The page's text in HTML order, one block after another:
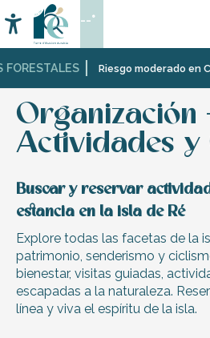
au
contenu
principal
Riesgo moderado en
Accessibilité
Buscar
--°
Página Web
Organización
Actividades y
Buscar y reservar
estancia en la isla de Ré
Explore todas las facetas de la
patrimonio, senderismo y
bienestar, visitas guiadas,
escapadas a la naturaleza.
línea y viva el espíritu de la isla.